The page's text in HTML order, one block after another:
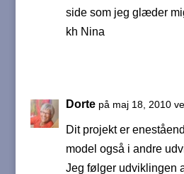
side som jeg glæder
kh Nina
Dorte på maj 18, 2010
Dit projekt er
model også i andre
Jeg følger udviklingen